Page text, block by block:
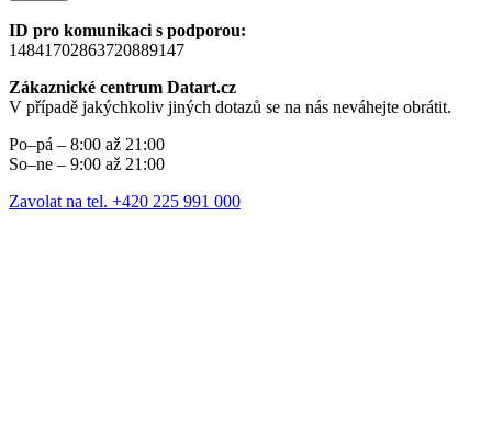
ID pro komunikaci s podporou:
14841702863720889147
Zákaznické centrum Datart.cz
V případě jakýchkoliv jiných dotazů se na nás neváhejte obrátit.
Po–pá – 8:00 až 21:00
So–ne – 9:00 až 21:00
Zavolat na tel. +420 225 991 000